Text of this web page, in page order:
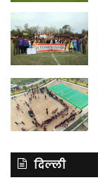
दिल्ली